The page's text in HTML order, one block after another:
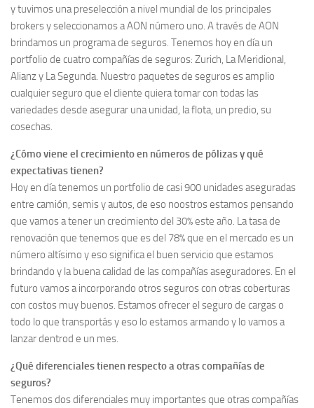
y tuvimos una preselección a nivel mundial de los principales
brokers y seleccionamos a AON número uno. A través de AON
brindamos un programa de seguros. Tenemos hoy en día un
portfolio de cuatro compañías de seguros: Zurich, La Meridional,
Alianz y La Segunda. Nuestro paquetes de seguros es amplio
cualquier seguro que el cliente quiera tomar con todas las
variedades desde asegurar una unidad, la flota, un predio, su
cosechas.
¿Cómo viene el crecimiento en números de pólizas y qué
expectativas tienen?
Hoy en día tenemos un portfolio de casi 900 unidades aseguradas
entre camión, semis y autos, de eso noostros estamos pensando
que vamos a tener un crecimiento del 30% este año. La tasa de
renovación que tenemos que es del 78% que en el mercado es un
número altísimo y eso significa el buen servicio que estamos
brindando y la buena calidad de las compañías aseguradores. En el
futuro vamos a incorporando otros seguros con otras coberturas
con costos muy buenos. Estamos ofrecer el seguro de cargas o
todo lo que transportás y eso lo estamos armando y lo vamos a
lanzar dentrod e un mes.
¿Qué diferenciales tienen respecto a otras compañías de
seguros?
Tenemos dos diferenciales muy importantes que otras compañías